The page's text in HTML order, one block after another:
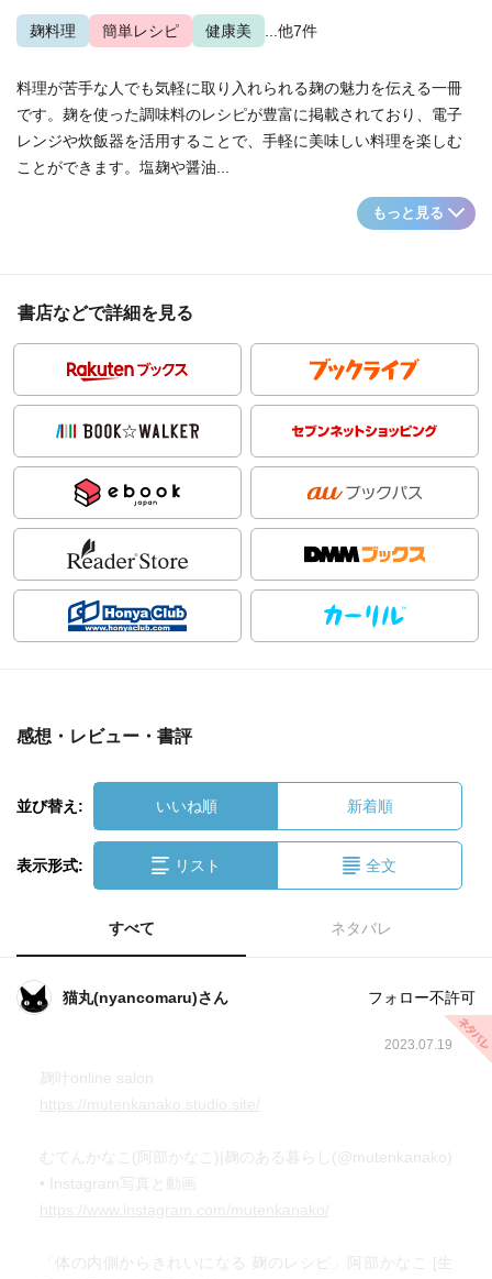
麹料理 簡単レシピ 健康美 ...他7件
料理が苦手な人でも気軽に取り入れられる麹の魅力を伝える一冊
です。麹を使った調味料のレシピが豊富に掲載されており、電子
レンジや炊飯器を活用することで、手軽に美味しい料理を楽しむ
ことができます。塩麹や醤油...
もっと見る
書店などで詳細を見る
感想・レビュー・書評
並び替え: いいね順 新着順
表示形式: リスト 全文
すべて ネタバレ
猫丸(nyancomaru)さん フォロー不許可
2023.07.19
麹叶online salon
むてんかなこ(阿部かなこ)|麹のある暮らし(@mutenkanako)
• Instagram写真と動画
「体の内側からきれいになる 麹のレシピ」阿部かなこ [生